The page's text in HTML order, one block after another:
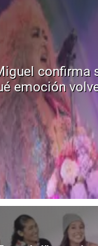
confirma
emoción